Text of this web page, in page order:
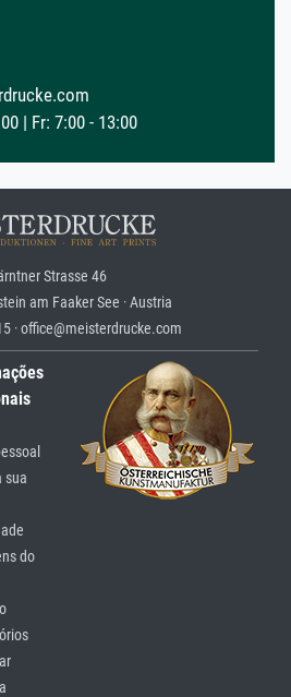
| Fr: 7:00 - 13:00
Strasse 46
am Faaker See · Austria
· office@meisterdrucke.com
sua
do